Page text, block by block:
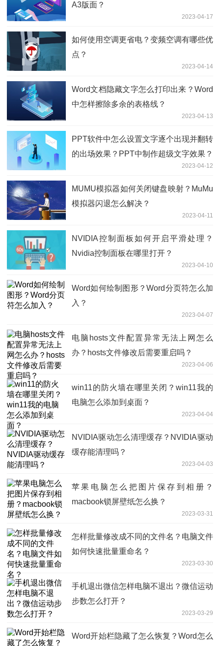
A3版面？
2023-04-17
如何使用空调更省电？变频空调有哪些优
点？
2023-04-14
Word文档隐藏文字怎么打印出来？Word
中怎样擦除多余的表格线？
2023-04-13
PPT软件中怎么设置文字逐个出现并翻转
的出场效果？PPT中制作超级文字效果？
2023-04-12
MUMU模拟器如何关闭键盘映射？MuMu
模拟器闪退怎么解决？
2023-04-11
NVIDIA控制面板如何开启平滑处理？
Nvidia控制面板在哪里打开？
2023-04-10
Word如何绘制图形？Word分页符怎么加
入？
2023-04-07
电脑hosts文件配置异常无法上网怎么
办？hosts文件修改后需要重启吗？
2023-04-06
win11的防火墙在哪里关闭？win11我的
电脑怎么添加到桌面？
2023-04-04
NVIDIA驱动怎么清理缓存？NVIDIA驱动
缓存能清理吗？
2023-04-03
苹果电脑怎么把图片保存到相册？
macbook锁屏壁纸怎么换？
2023-03-31
怎样批量修改成不同的文件名？电脑文件
如何快速批量重命名？
2023-03-30
手机退出微信怎样电脑不退出？微信运动
步数怎么打开？
2023-03-29
Word开始栏隐藏了怎么恢复？Word怎么